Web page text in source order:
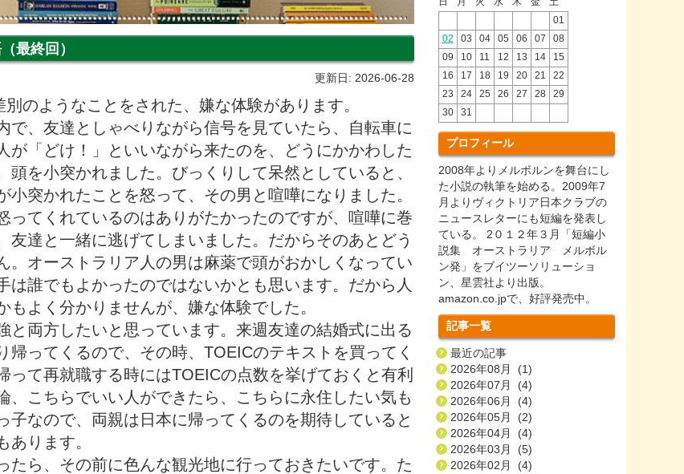
最終回）
更新日: 2026-06-28
のようなことをされた、嫌な体験があります。
で、友達としゃべりながら信号を見ていたら、自転車に
が「どけ！」といいながら来たのを、どうにかかわした
頭を小突かれました。びっくりして呆然としていると、
小突かれたことを怒って、その男と喧嘩になりました。
ってくれているのはありがたかったのですが、喧嘩に巻
友達と一緒に逃げてしまいました。だからそのあとどう
。オーストラリア人の男は麻薬で頭がおかしくなってい
は誰でもよかったのではないかとも思います。だから人
もよく分かりませんが、嫌な体験でした。
両方したいと思っています。来週友達の結婚式に出る
帰ってくるので、その時、TOEICのテキストを買ってく
って再就職する時にはTOEICの点数を挙げておくと有利
、こちらでいい人ができたら、こちらに永住したい気も
子なので、両親は日本に帰ってくるのを期待していると
あります。
ら、その前に色んな観光地に行っておきたいです。た
01
02
03 04 05 06 07
08
09
10 11 12 13 14
15
16
17 18 19 20 21
22
23
24 25 26 27 28
29
30
31
プロフィール
2008年よりメルボルンを舞台にし
た小説の執筆を始める。2009年7
月よりヴィクトリア日本クラブの
ニュースレターにも短編を発表し
ている。 2０１２年３月「短編小
説集 オーストラリア メルボル
ン発」をブイツーソリューショ
ン、星雲社より出版。
amazon.co.jpで、好評発売中。
記事一覧
最近の記事
2026年08月 (1)
2026年07月 (4)
2026年06月 (4)
2026年05月 (2)
2026年04月 (4)
2026年03月 (5)
2026年02月 (4)